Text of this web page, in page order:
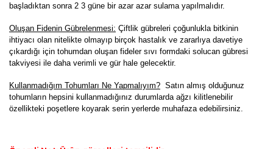
başladıktan sonra 2 3 güne bir azar azar sulama yapılmalıdır.
Oluşan Fidenin Gübrelenmesi: Çiftlik gübreleri çoğunlukla bitkinin
ihtiyacı olan nitelikte olmayıp birçok hastalık ve zararlıya davetiye
çıkardığı için tohumdan oluşan fideler sıvı formdaki solucan gübresi
takviyesi ile daha verimli ve gür hale gelecektir.
Kullanmadığım Tohumları Ne Yapmalıyım? Satın almış olduğunuz
tohumların hepsini kullanmadığınız durumlarda ağzı kilitlenebilir
özellikteki poşetlere koyarak serin yerlerde muhafaza edebilirsiniz.